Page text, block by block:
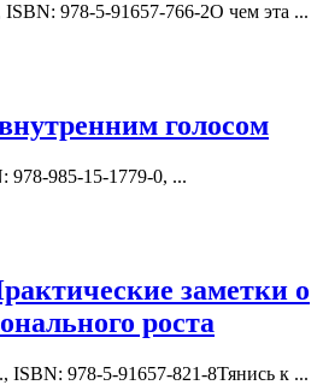
978-5-91657-766-2О чем эта ...
голосом
978-985-15-1779-0, ...
заметки о
роста
ISBN: 978-5-91657-821-8Тянись к ...